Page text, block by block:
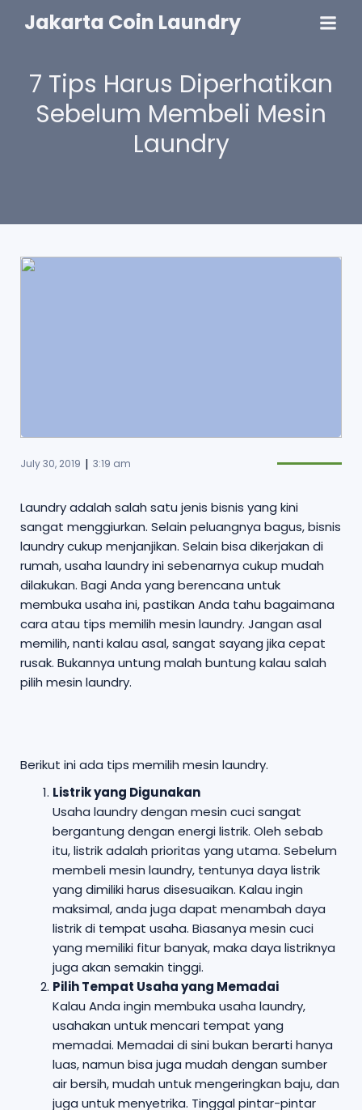
Jakarta Coin Laundry
7 Tips Harus Diperhatikan
Sebelum Membeli Mesin
Laundry
July 30, 2019 | 3:19 am
Laundry adalah salah satu jenis bisnis yang kini
sangat menggiurkan. Selain peluangnya bagus, bisnis
laundry cukup menjanjikan. Selain bisa dikerjakan di
rumah, usaha laundry ini sebenarnya cukup mudah
dilakukan. Bagi Anda yang berencana untuk
membuka usaha ini, pastikan Anda tahu bagaimana
cara atau tips memilih mesin laundry. Jangan asal
memilih, nanti kalau asal, sangat sayang jika cepat
rusak. Bukannya untung malah buntung kalau salah
pilih mesin laundry.
Berikut ini ada tips memilih mesin laundry.
Listrik yang Digunakan
Usaha laundry dengan mesin cuci sangat
bergantung dengan energi listrik. Oleh sebab
itu, listrik adalah prioritas yang utama. Sebelum
membeli mesin laundry, tentunya daya listrik
yang dimiliki harus disesuaikan. Kalau ingin
maksimal, anda juga dapat menambah daya
listrik di tempat usaha. Biasanya mesin cuci
yang memiliki fitur banyak, maka daya listriknya
juga akan semakin tinggi.
Pilih Tempat Usaha yang Memadai
Kalau Anda ingin membuka usaha laundry,
usahakan untuk mencari tempat yang
memadai. Memadai di sini bukan berarti hanya
luas, namun bisa juga mudah dengan sumber
air bersih, mudah untuk mengeringkan baju, dan
juga untuk menyetrika. Tinggal pintar-pintar